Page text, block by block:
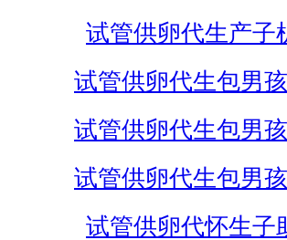
试管供卵代生产子
试管供卵代生包男
试管供卵代生包男
试管供卵代生包男
试管供卵代怀生子